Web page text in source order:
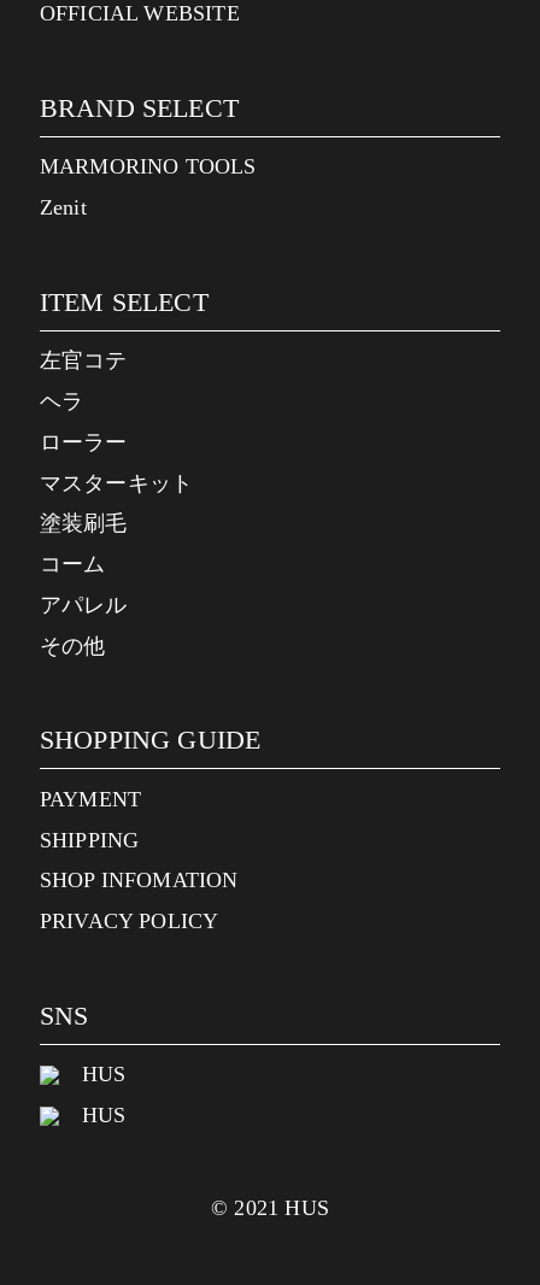
OFFICIAL WEBSITE
BRAND SELECT
MARMORINO TOOLS
Zenit
ITEM SELECT
左官コテ
ヘラ
ローラー
マスターキット
塗装刷毛
コーム
アパレル
その他
SHOPPING GUIDE
PAYMENT
SHIPPING
SHOP INFOMATION
PRIVACY POLICY
SNS
HUS
HUS
© 2021 HUS